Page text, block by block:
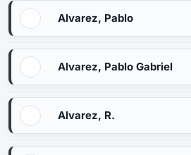
Alvarez, Pablo
Alvarez, Pablo Gabriel
Alvarez, R.